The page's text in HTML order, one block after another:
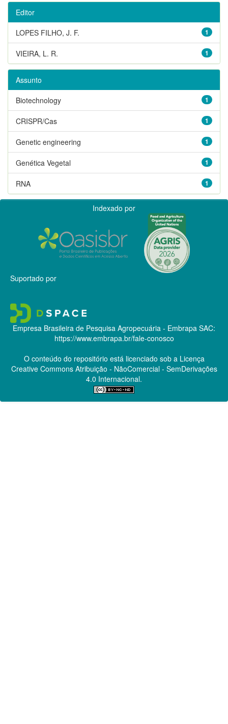
Editor
1
LOPES FILHO, J. F.
1
VIEIRA, L. R.
Assunto
1
Biotechnology
1
CRISPR/Cas
1
Genetic engineering
1
Genética Vegetal
1
RNA
Indexado por
Suportado por
Empresa Brasileira de Pesquisa Agropecuária - Embrapa SAC:
https://www.embrapa.br/fale-conosco
O conteúdo do repositório está licenciado sob a Licença
Creative CommonsAtribuição - NãoComercial - SemDerivações
4.0 Internacional.